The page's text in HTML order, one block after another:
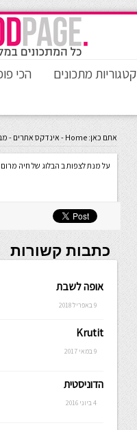
קטגוריות מתכונים הכי
אתם כאן: Home
- אינדקס אתרים -
על מנת לצפות ב הבלוג של חיה
כתבות קשורות
אופה לשבת
9 באפריל 2018
Krutit
9 במאי 2017
הדוניסטית
4 ביוני 2016